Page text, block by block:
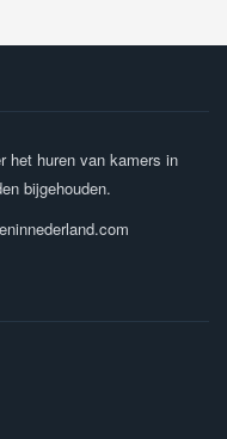
het huren van kamers in
bijgehouden.